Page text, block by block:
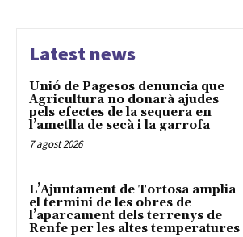
Latest news
Unió de Pagesos denuncia que
Agricultura no donarà ajudes
pels efectes de la sequera en
l’ametlla de secà i la garrofa
7 agost 2026
L’Ajuntament de Tortosa amplia
el termini de les obres de
l’aparcament dels terrenys de
Renfe per les altes temperatures